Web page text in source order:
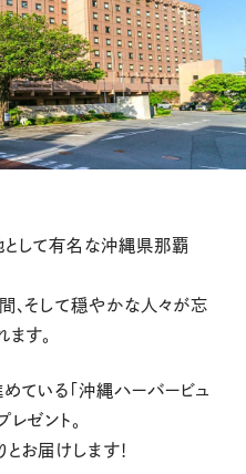
して有名な沖縄県那覇
、そして穏やかな人々が忘
す。
ている「沖縄ハーバービュ
ゼント。
お届けします！